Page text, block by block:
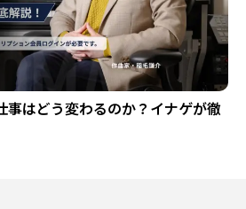
事はどう変わるのか？イナゲが徹